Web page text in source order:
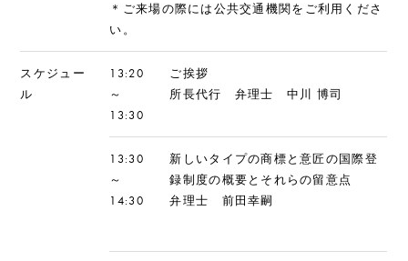
＊ご来場の際には公共交通機関をご利用くださ
い。
スケジュー
ル
13:20
～
13:30
ご挨拶
所長代行 弁理士 中川 博司
13:30
～
14:30
新しいタイプの商標と意匠の国際登
録制度の概要とそれらの留意点
弁理士 前田幸嗣